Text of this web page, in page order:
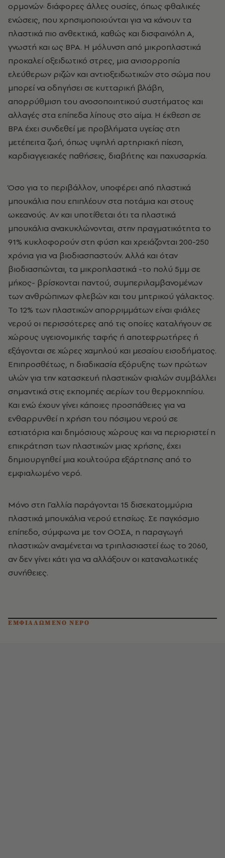
ορμονών· διάφορες άλλες ουσίες, όπως φθαλικές
ενώσεις, που χρησιμοποιούνται για να κάνουν τα
πλαστικά πιο ανθεκτικά, καθώς και δισφαινόλη Α,
γνωστή και ως BPA. Η μόλυνση από μικροπλαστικά
προκαλεί οξειδωτικό στρες, μια ανισορροπία
ελεύθερων ριζών και αντιοξειδωτικών στο σώμα που
μπορεί να οδηγήσει σε κυτταρική βλάβη,
απορρύθμιση του ανοσοποιητικού συστήματος και
αλλαγές στα επίπεδα λίπους στο αίμα. Η έκθεση σε
BPA έχει συνδεθεί με προβλήματα υγείας στη
μετέπειτα ζωή, όπως υψηλή αρτηριακή πίεση,
καρδιαγγειακές παθήσεις, διαβήτης και παχυσαρκία.
Όσο για το περιβάλλον, υποφέρει από πλαστικά
μπουκάλια που επιπλέουν στα ποτάμια και στους
ωκεανούς. Αν και υποτίθεται ότι τα πλαστικά
μπουκάλια ανακυκλώνονται, στην πραγματικότητα το
91% κυκλοφορούν στη φύση και χρειάζονται 200-250
χρόνια για να βιοδιασπαστούν. Αλλά και όταν
βιοδιασπώνται, τα μικροπλαστικά -το πολύ 5μμ σε
μήκος- βρίσκονται παντού, συμπεριλαμβανομένων
των ανθρώπινων φλεβών και του μητρικού γάλακτος.
Το 12% των πλαστικών απορριμμάτων είναι φιάλες
νερού οι περισσότερες από τις οποίες καταλήγουν σε
χώρους υγειονομικής ταφής ή αποτεφρωτήρες ή
εξάγονται σε χώρες χαμηλού και μεσαίου εισοδήματος.
Επιπροσθέτως, η διαδικασία εξόρυξης των πρώτων
υλών για την κατασκευή πλαστικών φιαλών συμβάλλει
σημαντικά στις εκπομπές αερίων του θερμοκηπίου.
Και ενώ έχουν γίνει κάποιες προσπάθειες για να
ενθαρρυνθεί η χρήση του πόσιμου νερού σε
εστιατόρια και δημόσιους χώρους και να περιοριστεί η
επικράτηση των πλαστικών μιας χρήσης, έχει
δημιουργηθεί μια κουλτούρα εξάρτησης από το
εμφιαλωμένο νερό.
Μόνο στη Γαλλία παράγονται 15 δισεκατομμύρια
πλαστικά μπουκάλια νερού ετησίως. Σε παγκόσμιο
επίπεδο, σύμφωνα με τον ΟΟΣΑ, η παραγωγή
πλαστικών αναμένεται να τριπλασιαστεί έως το 2060,
αν δεν γίνει κάτι για να αλλάξουν οι καταναλωτικές
συνήθειες.
ΕΜΦΙΑΛΩΜΕΝΟ ΝΕΡΟ